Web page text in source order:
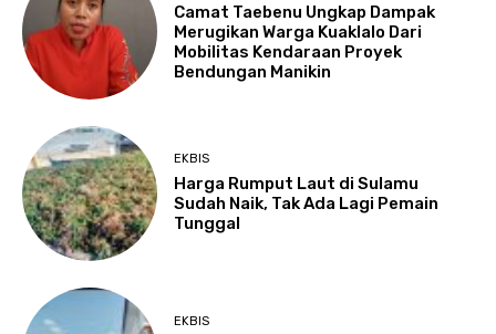
Camat Taebenu Ungkap Dampak
Merugikan Warga Kuaklalo Dari
Mobilitas Kendaraan Proyek
Bendungan Manikin
EKBIS
Harga Rumput Laut di Sulamu
Sudah Naik, Tak Ada Lagi Pemain
Tunggal
EKBIS